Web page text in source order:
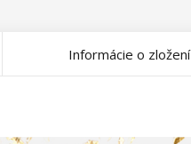
Informácie o zložení